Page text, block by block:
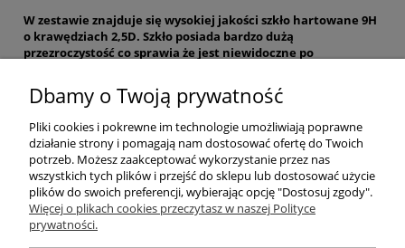
W zestawie znajduje się wysokiej jakości szkło hartowane 9H
o krawędziach 2,5D. Szkło posiada bardzo dużą
przezroczystość co sprawia że jest niewidoczne po
Pomoc
Moje konto
Płatności i dostawa
Dbamy o Twoją prywatność
Pliki cookies i pokrewne im technologie umożliwiają poprawne
działanie strony i pomagają nam dostosować ofertę do Twoich
potrzeb. Możesz zaakceptować wykorzystanie przez nas
wszystkich tych plików i przejść do sklepu lub dostosować użycie
plików do swoich preferencji, wybierając opcję "Dostosuj zgody".
Więcej o plikach cookies przeczytasz w naszej Polityce
prywatności.